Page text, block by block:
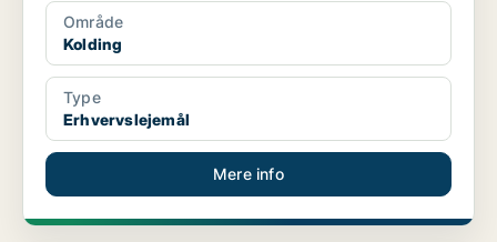
Område
Kolding
Type
Erhvervslejemål
Mere info